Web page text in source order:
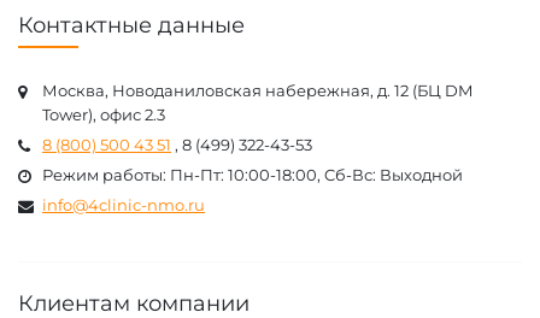
Контактные данные
Москва, Новоданиловская набережная, д. 12 (БЦ DM
Tower), офис 2.3
8 (800) 500 43 51 , 8 (499) 322-43-53
Режим работы: Пн-Пт: 10:00-18:00, Cб-Вс: Выходной
info@4clinic-nmo.ru
Клиентам компании